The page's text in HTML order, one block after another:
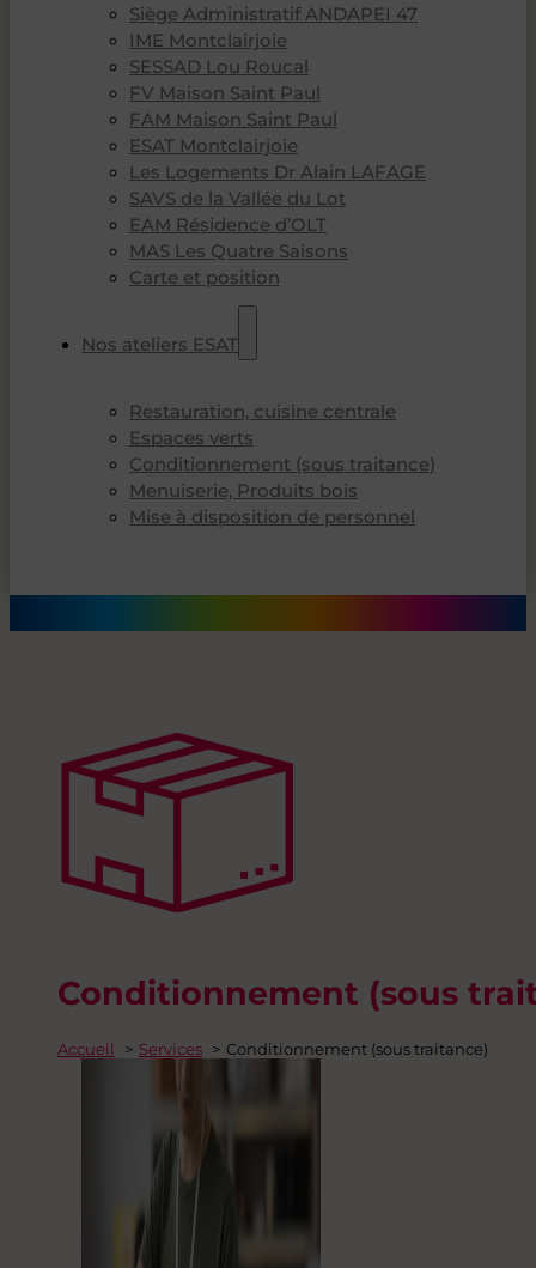
Siège Administratif ANDAPEI 47
IME Montclairjoie
SESSAD Lou Roucal
FV Maison Saint Paul
FAM Maison Saint Paul
ESAT Montclairjoie
Les Logements Dr Alain LAFAGE
SAVS de la Vallée du Lot
EAM Résidence d’OLT
MAS Les Quatre Saisons
Carte et position
Nos ateliers ESAT
Restauration, cuisine centrale
Espaces verts
Conditionnement (sous traitance)
Menuiserie, Produits bois
Mise à disposition de personnel
Conditionnement (sous
Accueil Services Conditionnement (sous traitance)